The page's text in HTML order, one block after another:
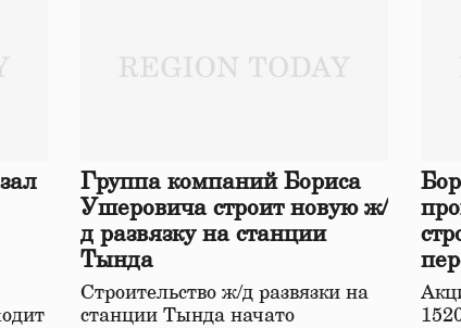
Группа компаний Бориса
Ушеровича строит новую ж/
д развязку на станции
Тында
Строительство ж/д развязки на
станции Тында начато